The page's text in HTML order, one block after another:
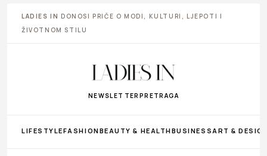
LADIES IN DONOSI PRIČE O MODI, KULTURI, LJEPOTI I
ŽIVOTNOM STILU
NEWSLETTER PRETRAGA
LIFESTYLEFASHIONBEAUTY & HEALTHBUSINESS ART &